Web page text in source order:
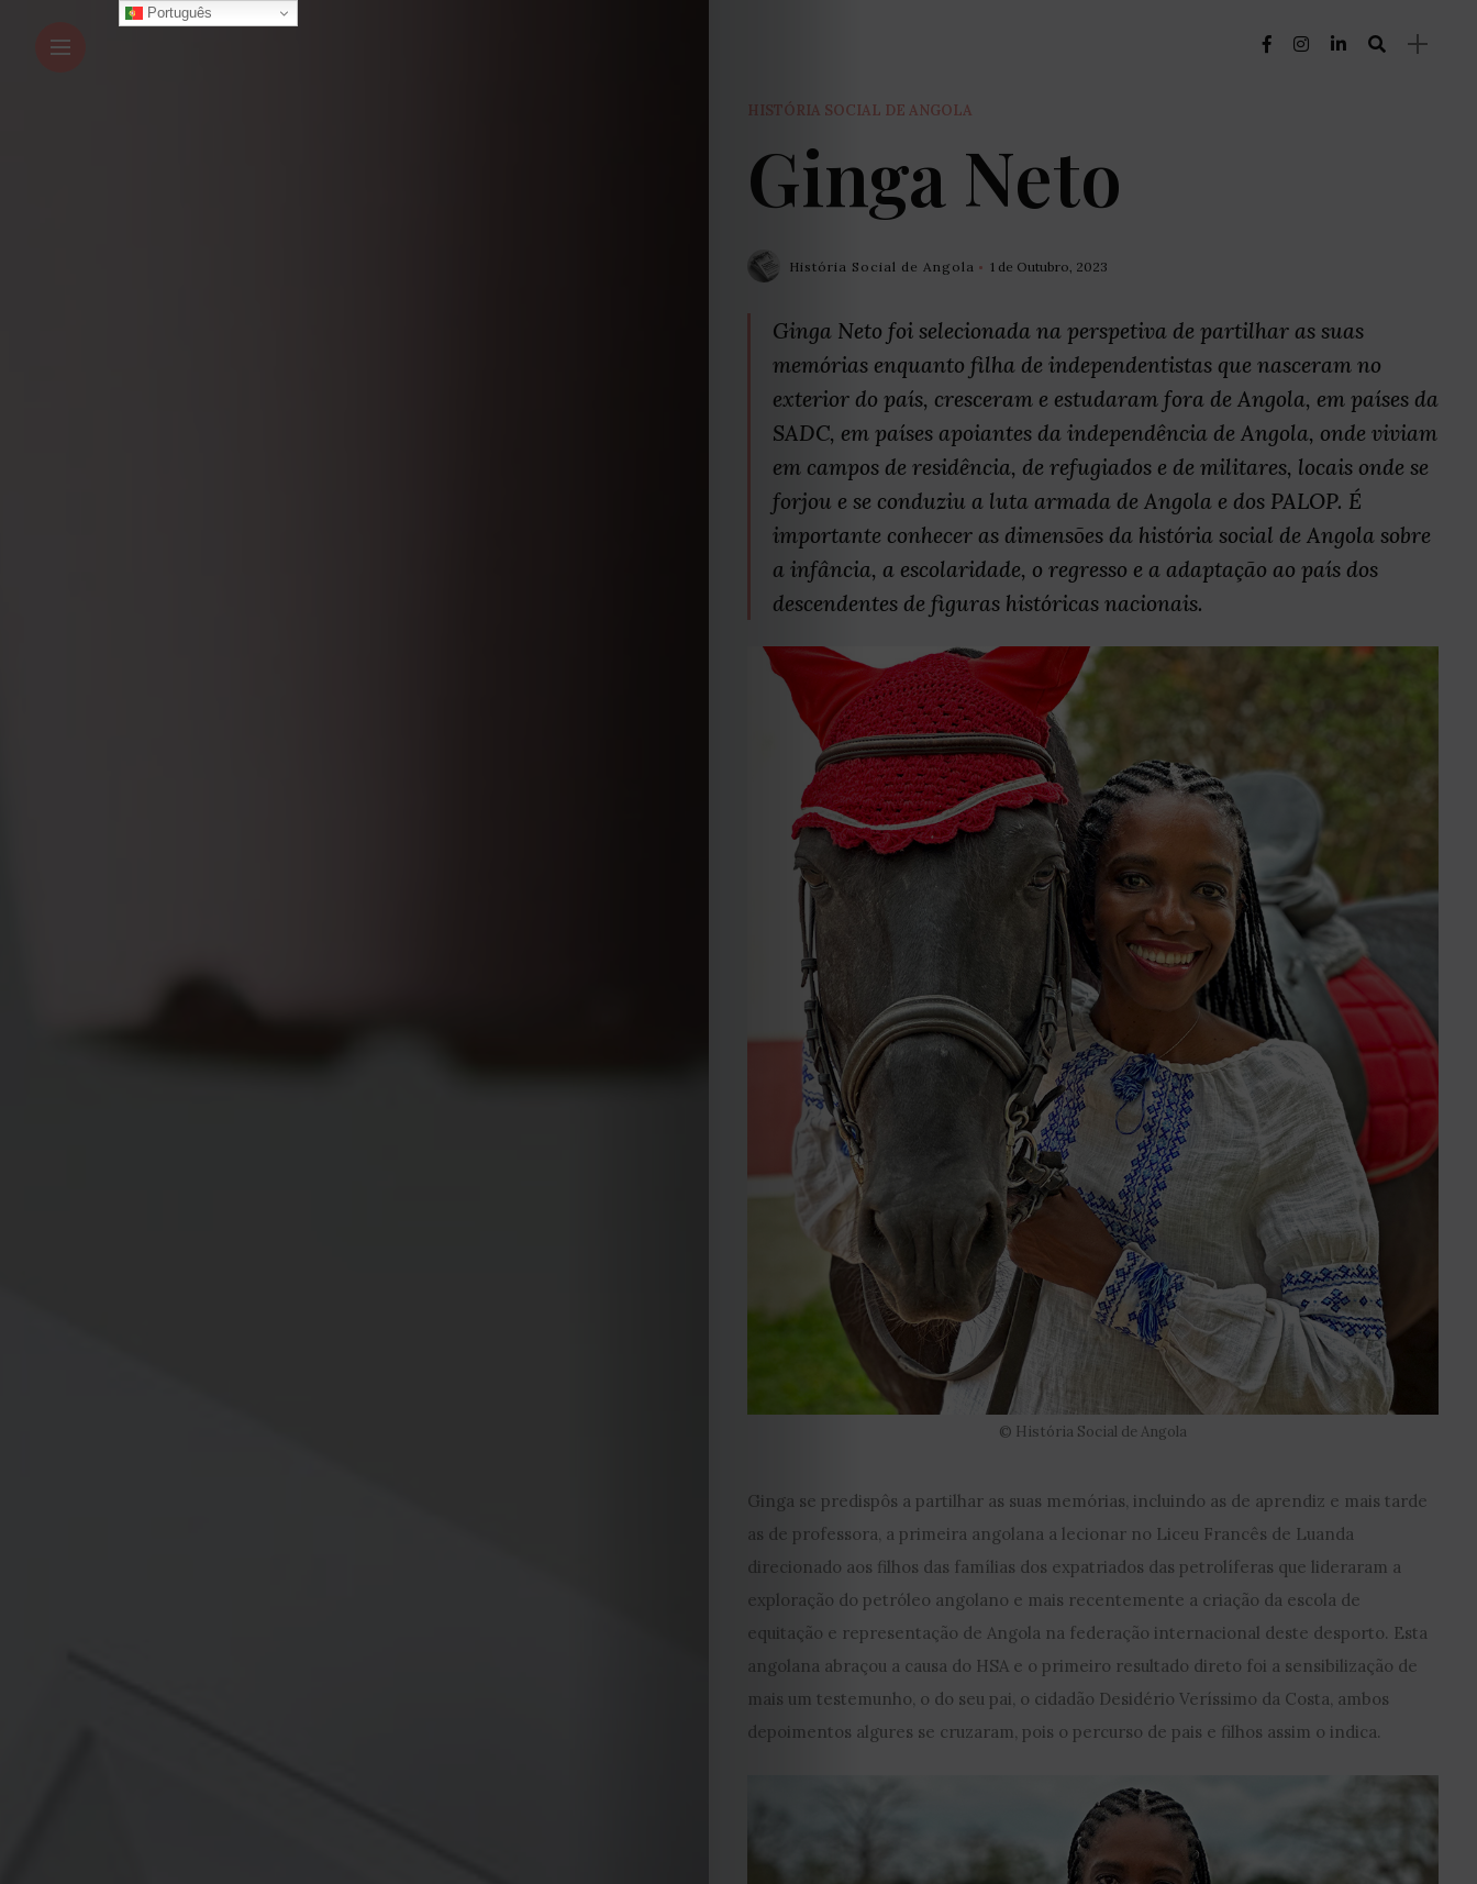
HISTÓRIA SOCIAL DE ANGOLA
Ginga Neto
História Social de Angola 1 de Outubro, 2023
Ginga Neto foi selecionada na perspetiva de partilhar as suas
memórias enquanto filha de independentistas que nasceram no
exterior do país, cresceram e estudaram fora de Angola, em países da
SADC, em países apoiantes da independência de Angola, onde viviam
em campos de residência, de refugiados e de militares, locais onde se
forjou e se conduziu a luta armada de Angola e dos PALOP. É
importante conhecer as dimensões da história social de Angola sobre
a infância, a escolaridade, o regresso e a adaptação ao país dos
descendentes de figuras históricas nacionais.
© História Social de Angola
Ginga se predispôs a partilhar as suas memórias, incluindo as de aprendiz e mais tarde
as de professora, a primeira angolana a lecionar no Liceu Francês de Luanda
direcionado aos filhos das famílias dos expatriados das petrolíferas que lideraram a
exploração do petróleo angolano e mais recentemente a criação da escola de
equitação e representação de Angola na federação internacional deste desporto. Esta
angolana abraçou a causa do HSA e o primeiro resultado direto foi a sensibilização de
mais um testemunho, o do seu pai, o cidadão Desidério Veríssimo da Costa, ambos
depoimentos algures se cruzaram, pois o percurso de pais e filhos assim o indica.
Português